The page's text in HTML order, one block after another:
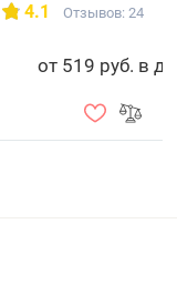
4.1 Отзывов: 24
от 519 руб. в